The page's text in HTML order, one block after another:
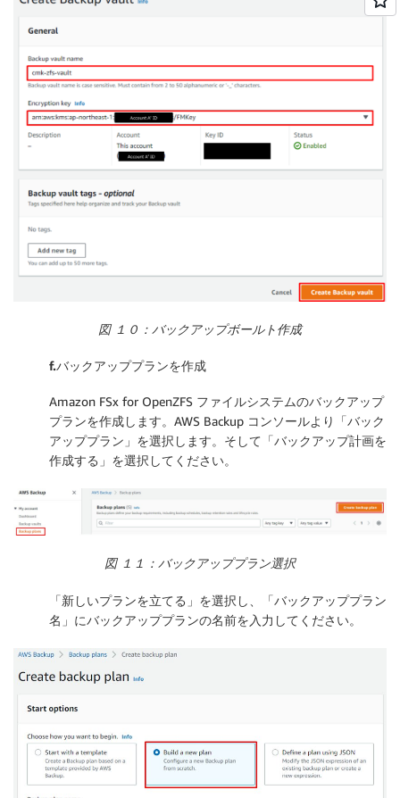
図 １０：バックアップボールト作成
f.バックアッププランを作成
Amazon FSx for OpenZFS ファイルシステムのバックアップ
プランを作成します。AWS Backup コンソールより「バック
アッププラン 」を選択します。そして「バックアップ計画を
作成する 」を選択してください。
図 １１：バックアッププラン選択
「新しいプランを立てる 」を選択し、「バックアッププラン
名 」にバックアッププランの名前を入力してください。